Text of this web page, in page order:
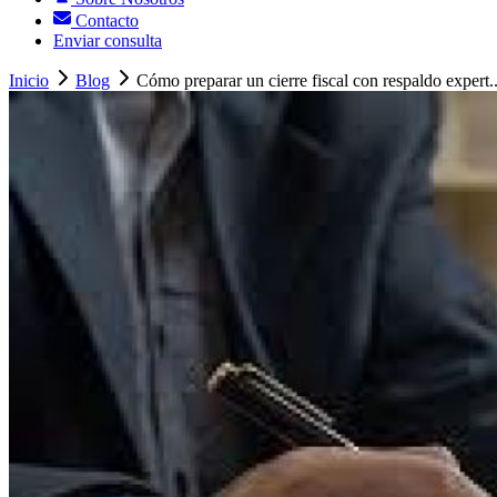
Contacto
Enviar consulta
Inicio Blog Cómo preparar un cierre fiscal con respaldo